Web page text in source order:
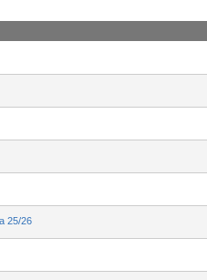
25/26